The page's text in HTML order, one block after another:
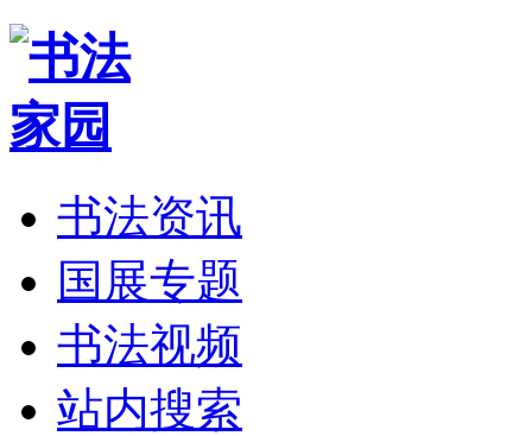
书法资讯
国展专题
书法视频
站内搜索